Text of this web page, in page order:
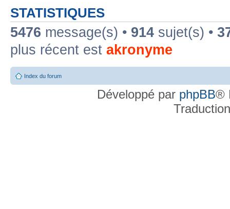
STATISTIQUES
5476 message(s) • 914 sujet(s) •
plus récent est akronyme
Index du forum
Développé par phpBB®